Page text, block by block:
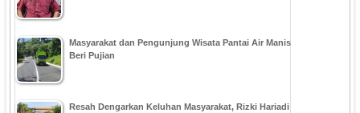
Masyarakat dan Pengunjung Wisata Pantai Air Manis
Beri Pujian
Resah Dengarkan Keluhan Masyarakat, Rizki Hariadi